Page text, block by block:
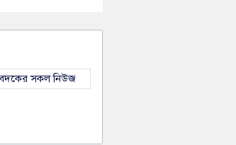
সকল নিউজ